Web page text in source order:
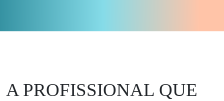
A PROFISSIONAL QUE